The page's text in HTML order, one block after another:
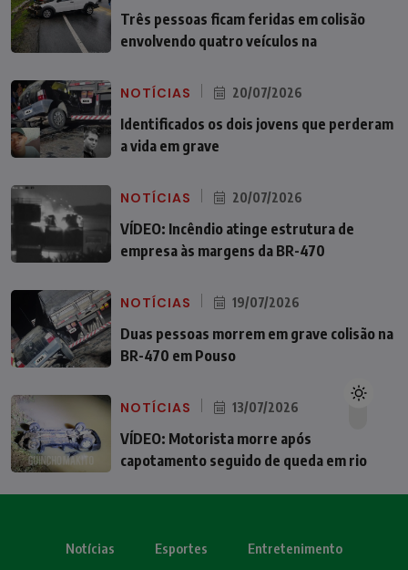
Três pessoas ficam feridas em colisão
envolvendo quatro veículos na
NOTÍCIAS 20/07/2026
Identificados os dois jovens que perderam
a vida em grave
NOTÍCIAS 20/07/2026
VÍDEO: Incêndio atinge estrutura de
empresa às margens da BR-470
NOTÍCIAS 19/07/2026
Duas pessoas morrem em grave colisão na
BR-470 em Pouso
NOTÍCIAS 13/07/2026
VÍDEO: Motorista morre após
capotamento seguido de queda em rio
Notícias Esportes Entretenimento